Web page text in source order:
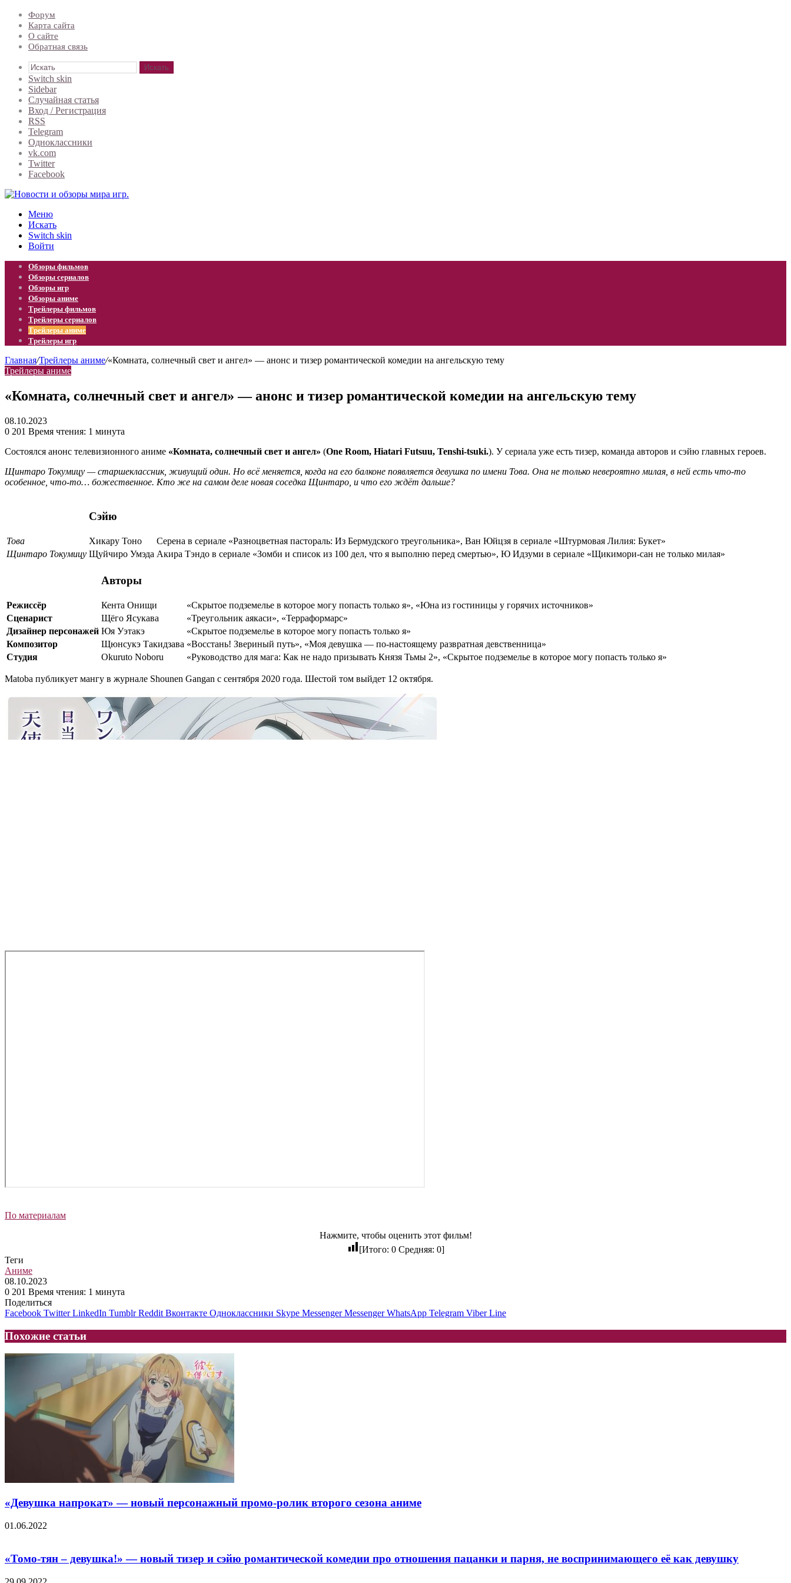
Форум
Карта сайта
О сайте
Обратная связь
Искать
Switch skin
Sidebar
Случайная статья
Вход / Регистрация
RSS
Telegram
Одноклассники
vk.com
Twitter
Facebook
Меню
Искать
Switch skin
Войти
Обзоры фильмов
Обзоры сериалов
Обзоры игр
Обзоры аниме
Трейлеры фильмов
Трейлеры сериалов
Трейлеры аниме
Трейлеры игр
Главная/Трейлеры аниме/«Комната, солнечный свет и ангел» — анонс и тизер романтической комедии на ангельскую тему
Трейлеры аниме
«Комната, солнечный свет и ангел» — анонс и тизер романтической комедии на ангельскую тему
08.10.2023
0 201 Время чтения: 1 минута
Состоялся анонс телевизионного аниме «Комната, солнечный свет и ангел» (One Room, Hiatari Futsuu, Tenshi-tsuki.). У сериала уже есть тизер, команда авторов и сэйю главных героев.
Щинтаро Токумицу — старшеклассник, живущий один. Но всё меняется, когда на его балконе появляется девушка по имени Това. Она не только невероятно милая, в ней есть что-то
особенное, что-то… божественное. Кто же на самом деле новая соседка Щинтаро, и что его ждёт дальше?
Сэйю
Това Хикару Тоно
Серена в сериале «Разноцветная пастораль: Из Бермудского треугольника», Ван Юйцзя в сериале «Штурмовая Лилия: Букет»
Щинтаро Токумицу Щуйчиро Умэда Акира Тэндо в сериале «Зомби и список из 100 дел, что я выполню перед смертью», Ю Идзуми в сериале «Щикимори-сан не только милая»
Авторы
Режиссёр Кента Онищи
«Скрытое подземелье в которое могу попасть только я», «Юна из гостиницы у горячих источников»
Сценарист
Щёго Ясукава
«Треугольник аякаси», «Терраформарс»
Дизайнер персонажей Юя Уэтакэ
«Скрытое подземелье в которое могу попасть только я»
Композитор
Щюнсукэ Такидзава «Восстань! Звериный путь», «Моя девушка — по-настоящему развратная девственница»
Студия
Okuruto Noboru «Руководство для мага: Как не надо призывать Князя Тьмы 2», «Скрытое подземелье в которое могу попасть только я»
Matoba публикует мангу в журнале Shounen Gangan с сентября 2020 года. Шестой том выйдет 12 октября.
По материалам
Нажмите, чтобы оценить этот фильм!
[Итого: 0Средняя: 0]
Теги
Аниме
08.10.2023
0 201 Время чтения: 1 минута
Поделиться
Facebook Twitter LinkedIn Tumblr Reddit Вконтакте Одноклассники Skype Messenger Messenger WhatsApp Telegram Viber Line
Похожие статьи
«Девушка напрокат» — новый персонажный промо-ролик второго сезона аниме
01.06.2022
«Томо-тян – девушка!» — новый тизер и сэйю романтической комедии про отношения пацанки и парня, не воспринимающего её как девушку